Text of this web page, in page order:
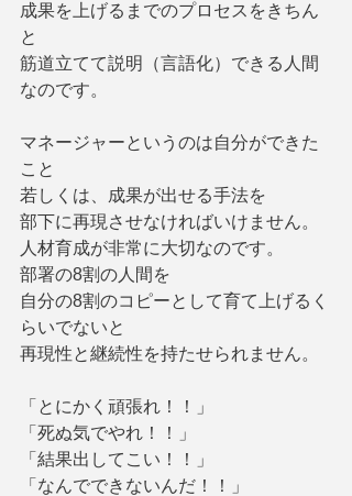
成果を上げるまでのプロセスをきちん
と
筋道立てて説明（言語化）できる人間
なのです。
マネージャーというのは自分ができた
こと
若しくは、成果が出せる手法を
部下に再現させなければいけません。
人材育成が非常に大切なのです。
部署の8割の人間を
自分の8割のコピーとして育て上げるく
らいでないと
再現性と継続性を持たせられません。
「とにかく頑張れ！！」
「死ぬ気でやれ！！」
「結果出してこい！！」
「なんでできないんだ！！」